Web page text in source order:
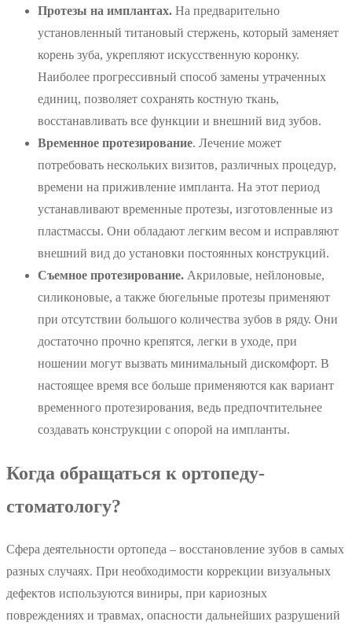
Протезы на имплантах. На предварительно
установленный титановый стержень, который заменяет
корень зуба, укрепляют искусственную коронку.
Наиболее прогрессивный способ замены утраченных
единиц, позволяет сохранять костную ткань,
восстанавливать все функции и внешний вид зубов.
Временное протезирование. Лечение может
потребовать нескольких визитов, различных процедур,
времени на приживление импланта. На этот период
устанавливают временные протезы, изготовленные из
пластмассы. Они обладают легким весом и исправляют
внешний вид до установки постоянных конструкций.
Съемное протезирование. Акриловые, нейлоновые,
силиконовые, а также бюгельные протезы применяют
при отсутствии большого количества зубов в ряду. Они
достаточно прочно крепятся, легки в уходе, при
ношении могут вызвать минимальный дискомфорт. В
настоящее время все больше применяются как вариант
временного протезирования, ведь предпочтительнее
создавать конструкции с опорой на импланты.
Когда обращаться к ортопеду-
стоматологу?
Сфера деятельности ортопеда – восстановление зубов в самых
разных случаях. При необходимости коррекции визуальных
дефектов используются виниры, при кариозных
повреждениях и травмах, опасности дальнейших разрушений